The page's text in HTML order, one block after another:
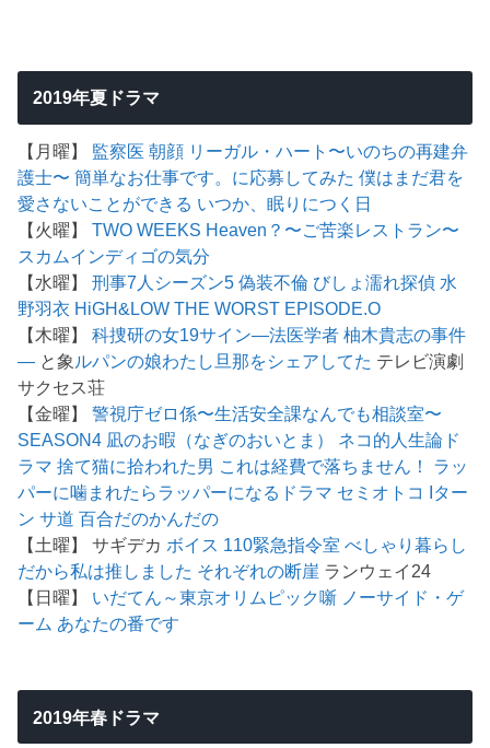
2019年夏ドラマ
【月曜】 監察医 朝顔 リーガル・ハート〜いのちの再建弁
護士〜 簡単なお仕事です。に応募してみた 僕はまだ君を
愛さないことができる いつか、眠りにつく日
【火曜】TWO WEEKS Heaven？〜ご苦楽レストラン〜
スカムインディゴの気分
【水曜】刑事7人シーズン5 偽装不倫 びしょ濡れ探偵 水
野羽衣 HiGH&LOW THE WORST EPISODE.O
【木曜】科捜研の女19サイン―法医学者 柚木貴志の事件
― と象 ルパンの娘わたし旦那をシェアしてた テレビ演劇
サクセス荘
【金曜】警視庁ゼロ係〜生活安全課なんでも相談室〜
SEASON4 凪のお暇（なぎのおいとま）
ネコ的人生論ド
ラマ 捨て猫に拾われた男 これは経費で落ちません！
ラッ
パーに噛まれたらラッパーになるドラマ セミオトコ Iター
ン サ道 百合だのかんだの
【土曜】 サギデカ ボイス 110緊急指令室 べしゃり暮らし
だから私は推しました それぞれの断崖 ランウェイ24
【日曜】 いだてん～東京オリムピック噺 ノーサイド・ゲ
ーム あなたの番です
2019年春ドラマ